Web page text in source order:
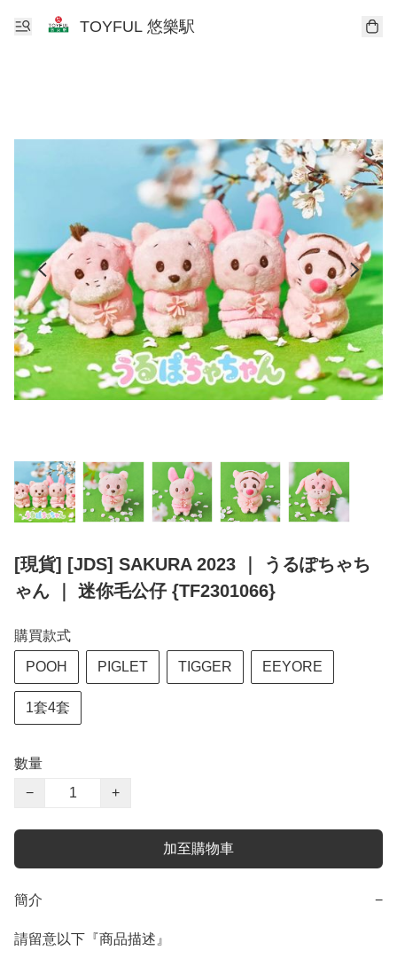
TOYFUL 悠樂駅
[現貨] [JDS] SAKURA 2023 ｜ うるぽちゃち
ゃん ｜ 迷你毛公仔 {TF2301066}
購買款式
POOH PIGLET TIGGER EEYORE
1套4套
數量
−
+
加至購物車
簡介 −
請留意以下『商品描述』